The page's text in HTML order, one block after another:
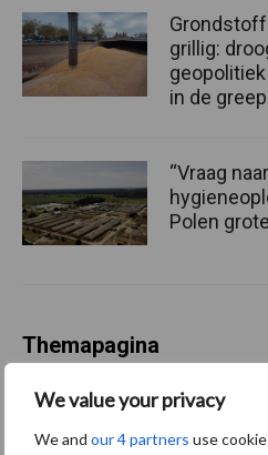
We value your privacy
We and our 4 partners use
grillig:
geopolitiek
in de greep
“Vraag
Polen
Themapagina
Diergezondheid